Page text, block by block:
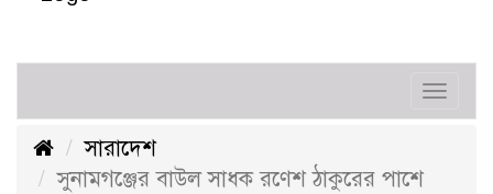
সারাদেশ
সুনামগঞ্জের বাউল সাধক রণেশ ঠাকুরের পাশে